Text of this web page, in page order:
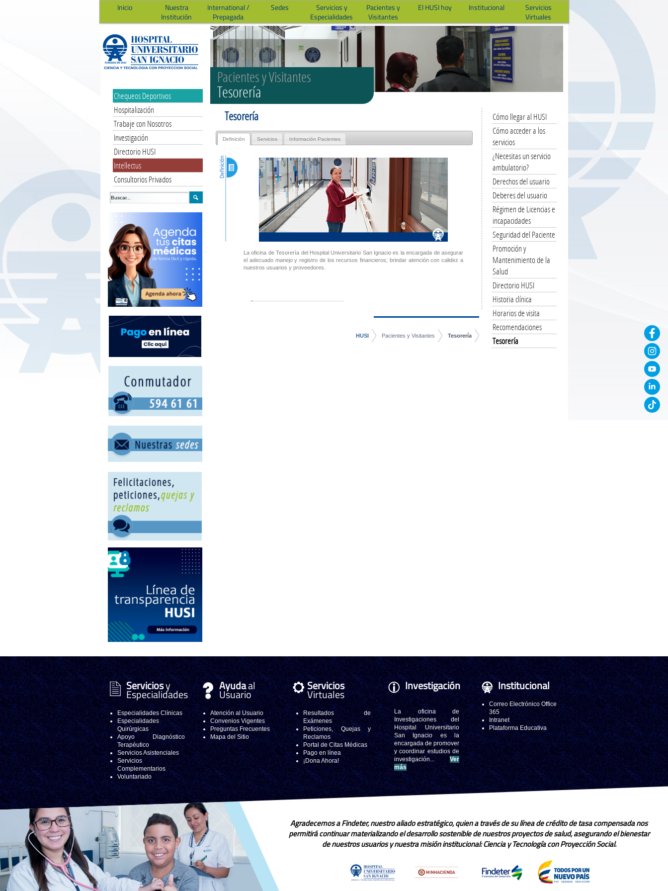
Inicio
Nuestra
Institución
International /
Prepagada
Sedes
Servicios y
Especialidades
Pacientes y
Visitantes
El HUSI hoy Institucional
Servicios
Virtuales
Chequeos Deportivos
Hospitalización
Trabaje con Nosotros
Investigación
Directorio HUSI
Intellectus
Consultorios Privados
Pacientes y Visitantes
Tesorería
Tesorería
Definición Servicios Información Pacientes
Definición
La oficina de Tesorería del Hospital Universitario San Ignacio es la encargada de asegurar
el adecuado manejo y registro de los recursos financieros; brindar atención con calidez a
nuestros usuarios y proveedores.
HUSI Pacientes y Visitantes Tesorería
Cómo llegar al HUSI
Cómo acceder a los
servicios
¿Necesitas un servicio
ambulatorio?
Derechos del usuario
Deberes del usuario
Régimen de Licencias e
incapacidades
Seguridad del Paciente
Promoción y
Mantenimiento de la
Salud
Directorio HUSI
Historia clínica
Horarios de visita
Recomendaciones
Tesorería
Serviciosy
Especialidades
Especialidades Clínicas
Especialidades
Quirúrgicas
Apoyo Diagnóstico
Terapéutico
Servicios Asistenciales
Servicios
Complementarios
Voluntariado
Ayudaal
Usuario
Atención al Usuario
Convenios Vigentes
Preguntas Frecuentes
Mapa del Sitio
Servicios
Virtuales
Resultados de
Exámenes
Peticiones, Quejas y
Reclamos
Portal de Citas Médicas
Pago en línea
¡Dona Ahora!
Investigación
La oficina de
Investigaciones del
Hospital Universitario
San Ignacio es la
encargada de promover
y coordinar estudios de
investigación... Ver
más
Institucional
Correo Electrónico Office
365
Intranet
Plataforma Educativa
Agradecemos a Findeter, nuestro aliado estratégico, quien a través de su línea de crédito de tasa compensada nos
permitirá continuar materializando el desarrollo sostenible de nuestros proyectos de salud, asegurando el bienestar
de nuestros usuarios y nuestra misión institucional: Ciencia y Tecnología con Proyección Social.